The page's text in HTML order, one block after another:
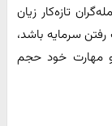
تازه‌کار زیان
سرمایه باشد،
مهارت خود حجم